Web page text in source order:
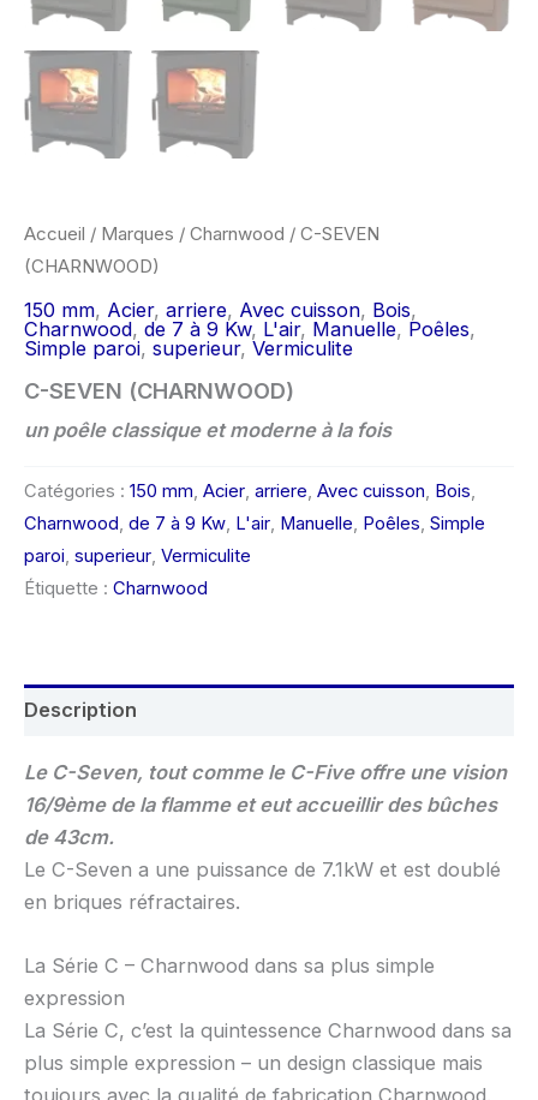
Accueil / Marques / Charnwood / C-SEVEN
(CHARNWOOD)
150 mm, Acier, arriere, Avec cuisson, Bois,
Charnwood, de 7 à 9 Kw, L'air, Manuelle, Poêles,
Simple paroi, superieur, Vermiculite
C-SEVEN (CHARNWOOD)
un poêle classique et moderne à la fois
Catégories : 150 mm, Acier, arriere, Avec cuisson, Bois,
Charnwood, de 7 à 9 Kw, L'air, Manuelle, Poêles, Simple
paroi, superieur, Vermiculite
Étiquette : Charnwood
Description
Le C-Seven, tout comme le C-Five offre une vision
16/9ème de la flamme et eut accueillir des bûches
de 43cm.
Le C-Seven a une puissance de 7.1kW et est doublé
en briques réfractaires.
La Série C – Charnwood dans sa plus simple
expression
La Série C, c’est la quintessence Charnwood dans sa
plus simple expression – un design classique mais